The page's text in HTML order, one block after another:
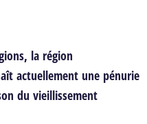
la région
actuellement une pénurie
du vieillissement